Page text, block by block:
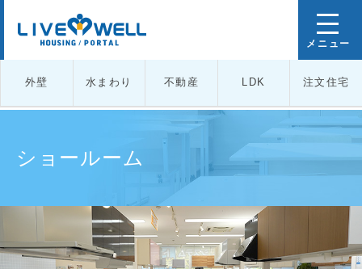
外壁 水まわり 不動産 LDK 注文住宅
ショールーム